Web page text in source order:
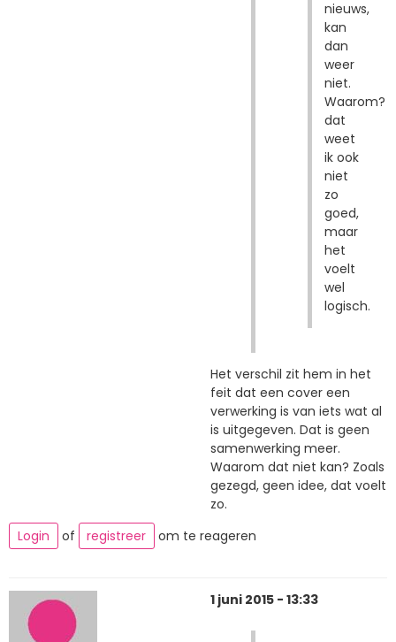
nieuws,
kan
dan
weer
niet.
Waarom?
dat
weet
ik ook
niet
zo
goed,
maar
het
voelt
wel
logisch.
Het verschil zit hem in het
feit dat een cover een
verwerking is van iets wat al
is uitgegeven. Dat is geen
samenwerking meer.
Waarom dat niet kan? Zoals
gezegd, geen idee, dat voelt
zo.
Login
of registreer om te reageren
1 juni 2015 - 13:33